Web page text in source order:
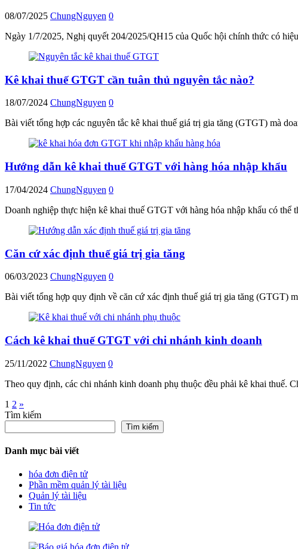
08/07/2025 ChungNguyen 0
Ngày 1/7/2025, Nghị quyết 204/2025/QH15 của Quốc hội chính thức có
Kê khai thuế GTGT cần tuân thủ nguyên tắc nào?
18/07/2024 ChungNguyen 0
Bài viết tổng hợp các nguyên tắc kê khai thuế giá trị gia tăng (GTGT) mà
Hướng dẫn kê khai thuế GTGT với hàng hóa nhập khẩu
17/04/2024 ChungNguyen 0
Doanh nghiệp thực hiện kê khai thuế GTGT với hàng hóa nhập khẩu có thể
Căn cứ xác định thuế giá trị gia tăng
06/03/2023 ChungNguyen 0
Bài viết tổng hợp quy định về căn cứ xác định thuế giá trị gia tăng (GTGT)
Cách kê khai thuế GTGT với chi nhánh kinh doanh
25/11/2022 ChungNguyen 0
Theo quy định, các chi nhánh kinh doanh phụ thuộc đều phải kê khai thuế.
Phân
trang
bài
viết
1 2 »
Tìm kiếm
Tìm kiếm
Danh mục bài viết
hóa đơn điện tử
Phần mềm quản lý tài liệu
Quản lý tài liệu
Tin tức